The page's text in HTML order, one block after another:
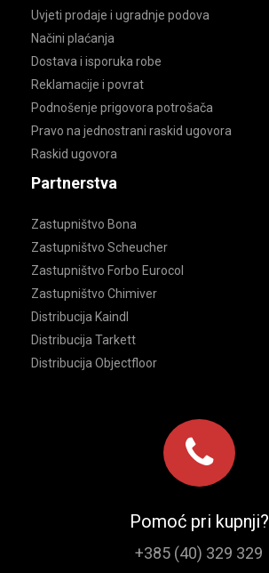
Uvjeti prodaje i ugradnje podova
Načini plaćanja
Dostava i isporuka robe
Reklamacije i povrat
Podnošenje prigovora potrošača
Pravo na jednostrani raskid ugovora
Raskid ugovora
Partnerstva
Zastupništvo Bona
Zastupništvo Scheucher
Zastupništvo Forbo Eurocol
Zastupništvo Chimiver
Distribucija Kaindl
Distribucija Tarkett
Distribucija Objectfloor
Pomoć pri kupnji?
+385 (40) 329 329